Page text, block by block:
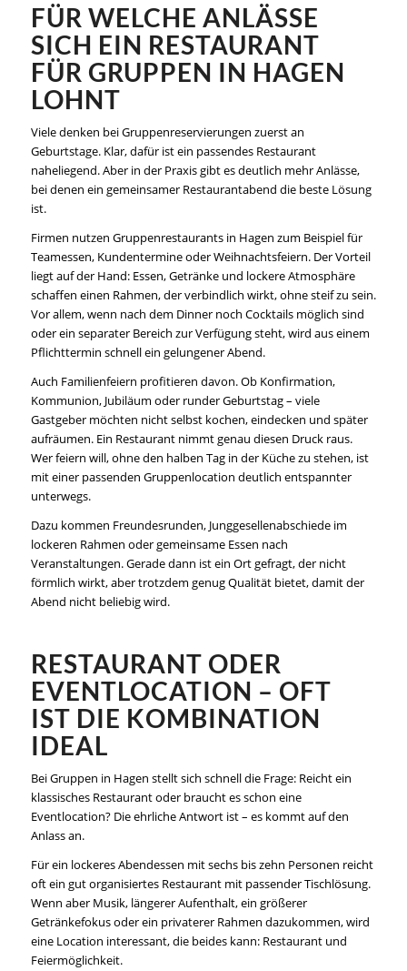
FÜR WELCHE ANLÄSSE
SICH EIN RESTAURANT
FÜR GRUPPEN IN HAGEN
LOHNT
Viele denken bei Gruppenreservierungen zuerst an
Geburtstage. Klar, dafür ist ein passendes Restaurant
naheliegend. Aber in der Praxis gibt es deutlich mehr Anlässe,
bei denen ein gemeinsamer Restaurantabend die beste Lösung
ist.
Firmen nutzen Gruppenrestaurants in Hagen zum Beispiel für
Teamessen, Kundentermine oder Weihnachtsfeiern. Der Vorteil
liegt auf der Hand: Essen, Getränke und lockere Atmosphäre
schaffen einen Rahmen, der verbindlich wirkt, ohne steif zu sein.
Vor allem, wenn nach dem Dinner noch Cocktails möglich sind
oder ein separater Bereich zur Verfügung steht, wird aus einem
Pflichttermin schnell ein gelungener Abend.
Auch Familienfeiern profitieren davon. Ob Konfirmation,
Kommunion, Jubiläum oder runder Geburtstag – viele
Gastgeber möchten nicht selbst kochen, eindecken und später
aufräumen. Ein Restaurant nimmt genau diesen Druck raus.
Wer feiern will, ohne den halben Tag in der Küche zu stehen, ist
mit einer passenden Gruppenlocation deutlich entspannter
unterwegs.
Dazu kommen Freundesrunden, Junggesellenabschiede im
lockeren Rahmen oder gemeinsame Essen nach
Veranstaltungen. Gerade dann ist ein Ort gefragt, der nicht
förmlich wirkt, aber trotzdem genug Qualität bietet, damit der
Abend nicht beliebig wird.
RESTAURANT ODER
EVENTLOCATION – OFT
IST DIE KOMBINATION
IDEAL
Bei Gruppen in Hagen stellt sich schnell die Frage: Reicht ein
klassisches Restaurant oder braucht es schon eine
Eventlocation? Die ehrliche Antwort ist – es kommt auf den
Anlass an.
Für ein lockeres Abendessen mit sechs bis zehn Personen reicht
oft ein gut organisiertes Restaurant mit passender Tischlösung.
Wenn aber Musik, längerer Aufenthalt, ein größerer
Getränkefokus oder ein privaterer Rahmen dazukommen, wird
eine Location interessant, die beides kann: Restaurant und
Feiermöglichkeit.